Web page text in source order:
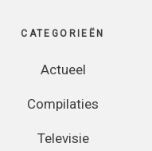
CATEGORIEËN
Actueel
Compilaties
Televisie